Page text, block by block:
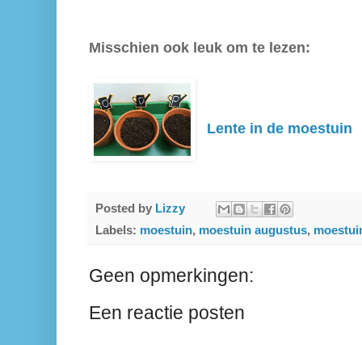
Misschien ook leuk om te lezen:
Lente in de moestuin
Posted by Lizzy
Labels: moestuin, moestuin augustus,
Geen opmerkingen:
Een reactie posten